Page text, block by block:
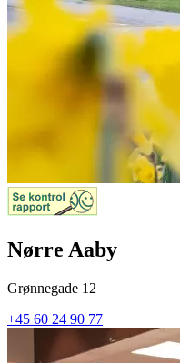
Nørre Aaby
Grønnegade 12
+45 60 24 90 77